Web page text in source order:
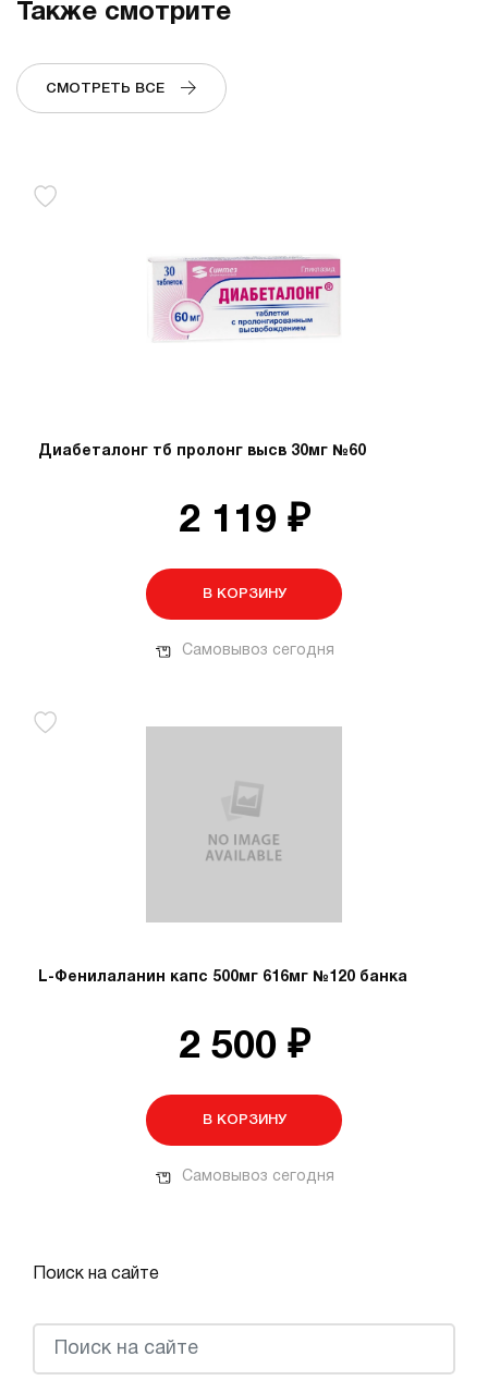
Также смотрите
СМОТРЕТЬ ВСЕ
Диабеталонг тб пролонг высв 30мг №60
2 119 ₽
В КОРЗИНУ
Самовывоз сегодня
L-Фенилаланин капс 500мг 616мг №120 банка
2 500 ₽
В КОРЗИНУ
Самовывоз сегодня
Поиск на сайте